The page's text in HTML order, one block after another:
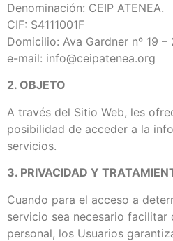
Denominación: CEIP ATENEA.
CIF: S4111001F
Domicilio: Ava Gardner nº 19
e-mail: info@ceipatenea.org
2. OBJETO
A través del Sitio Web, les
posibilidad de acceder a la
servicios.
3. PRIVACIDAD Y
Cuando para el acceso a
servicio sea necesario
personal, los Usuarios